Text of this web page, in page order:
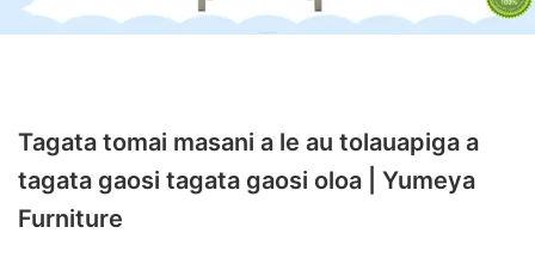
Tagata tomai masani a le au tolauapiga a
tagata gaosi tagata gaosi oloa | Yumeya
Furniture